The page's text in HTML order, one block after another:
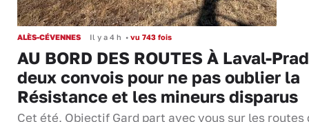
ALÈS-CÉVENNES Il y a 4 h • vu 743 fois
AU BORD DES ROUTES À Laval-
deux convois pour ne pas oublier la
Résistance et les mineurs disparus
Cet été, Objectif Gard part avec vous sur les routes